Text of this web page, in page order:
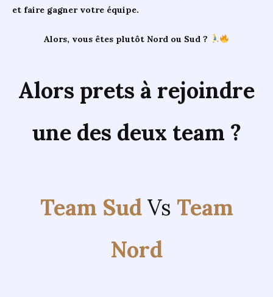
et faire gagner votre équipe.
Alors, vous êtes plutôt Nord ou Sud ?
Alors prets à rejoindre
une des deux team ?
Team SudVs Team
Nord